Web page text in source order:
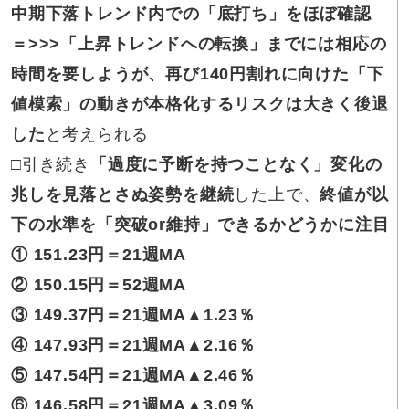
中期下落トレンド内での「底打ち」をほぼ確認
＝>>> 「上昇トレンドへの転換」までには相応の
時間を要しようが、再び140円割れに向けた「下
値模索」の動きが本格化するリスクは大きく後退
した と考えられる
□引き続き
「過度に予断を持つことなく」変化の
兆しを見落とさぬ姿勢を継続 した上で、終値が以
下の水準を「突破or維持」できるかどうかに注目
① 151.23 円 ＝21週MA
② 150.15 円 ＝52週MA
③ 149.37円＝21週MA▲1.23％
④ 147.93円＝21週MA▲2.16％
⑤ 147.54円＝21週MA▲2.46％
⑥ 146.58円＝21週MA▲3.09％